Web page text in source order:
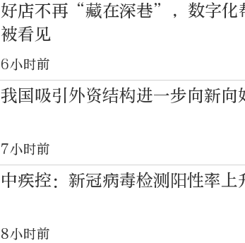
好店不再“藏在深巷”，数字化
被看见
6小时前
我国吸引外资结构进一步向新向
7小时前
中疾控：新冠病毒检测阳性率上
8小时前